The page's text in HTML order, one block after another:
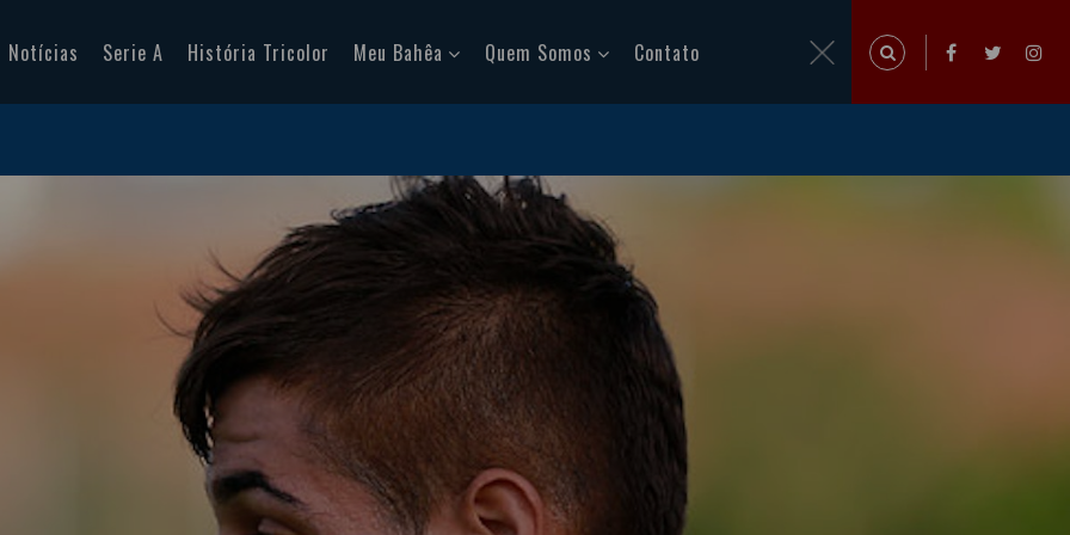
Notícias Serie A História Tricolor Meu Bahêa Quem Somos Contato